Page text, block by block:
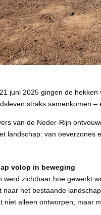
juni 2025 gingen de
straks samenkomen –
van de Neder-Rijn
landschap: van oeverzones
volop in beweging
werd zichtbaar hoe gewerkt
naar het bestaande
niet alleen ontworpen, maar